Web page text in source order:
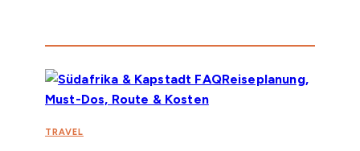
TRAVEL